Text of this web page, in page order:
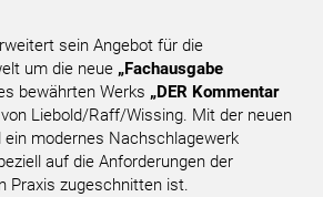
sein Angebot für die
um die neue „Fachausgabe
bewährten Werks „DER Kommentar
von Liebold/Raff/Wissing. Mit der neuen
ein modernes Nachschlagewerk
auf die Anforderungen der
Praxis zugeschnitten ist.